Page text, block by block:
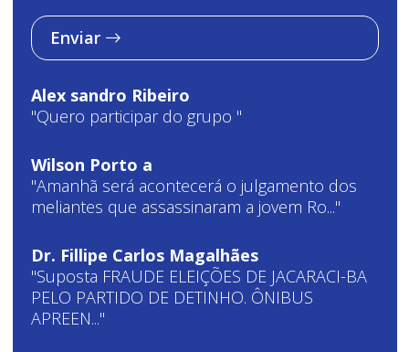
Enviar
Alex sandro Ribeiro
"Quero participar do grupo "
Wilson Porto a
"Amanhã será acontecerá o julgamento dos
meliantes que assassinaram a jovem Ro..."
Dr. Fillipe Carlos Magalhães
"Suposta FRAUDE ELEIÇÕES DE JACARACI-BA
PELO PARTIDO DE DETINHO. ÔNIBUS
APREEN..."